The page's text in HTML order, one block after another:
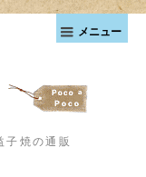
メニュー
焼の通販